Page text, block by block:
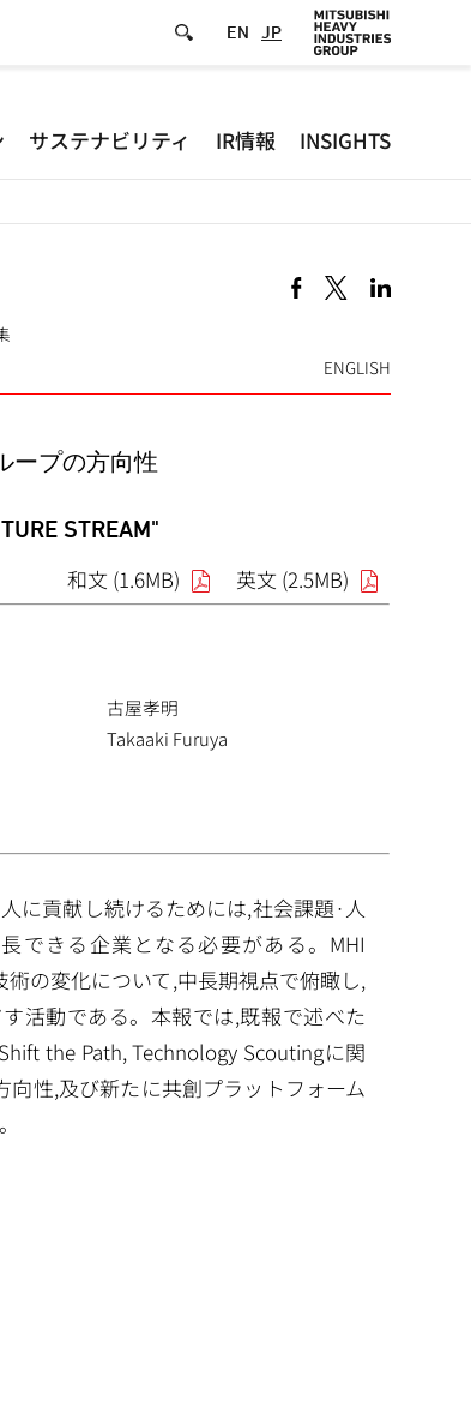
EN JP
-
サステナビリティ IR情報 INSIGHTS
ENGLISH
ープの方向性
STREAM"
和文 (1.6MB) 英文 (2.5MB)
古屋孝明
Takaaki Furuya
に貢献し続けるためには,社会課題·人
できる企業となる必要がある。MHI
術の変化について,中長期視点で俯瞰し,
活動である。本報では,既報で述べた
the Path, Technology Scoutingに関
性,及び新たに共創プラットフォーム